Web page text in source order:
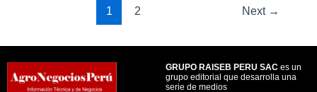
1 2 Next →
GRUPO RAISEB PERU SAC es un
grupo editorial que desarrolla una
serie de medios